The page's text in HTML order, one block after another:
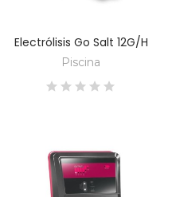
DESCUBRE
Electrólisis Go Salt 12G/H
Piscina